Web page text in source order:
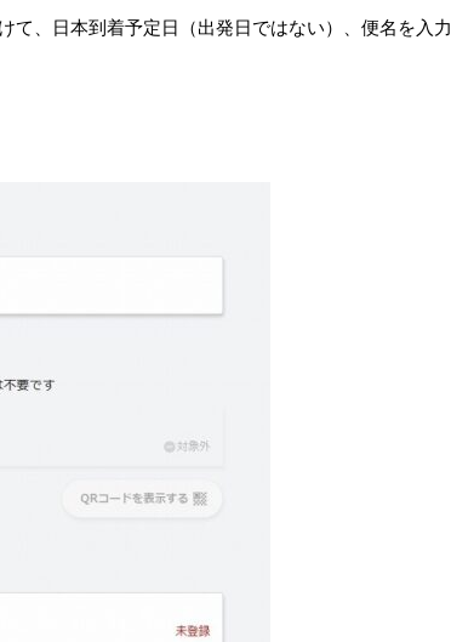
て、日本到着予定日（出発日ではない）、便名を入力